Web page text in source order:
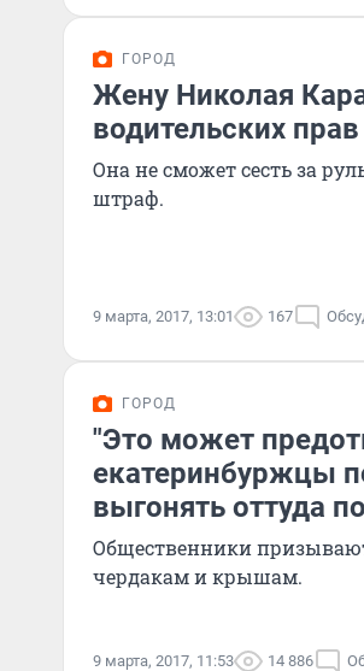
ГОРОД
Жену Николая
водительских
Она не сможет сесть за
штраф.
9 марта, 2017, 13:01 167
ГОРОД
"Это может
екатеринбуржцы
выгонять оттуда
Общественники
чердакам и крышам.
9 марта, 2017, 11:53 14 886